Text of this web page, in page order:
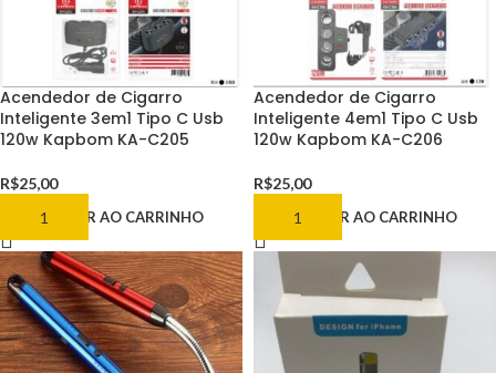
Acendedor de Cigarro
Inteligente 3em1 Tipo C Usb
120w Kapbom KA-C205
R$25,00
ADICIONAR AO CARRINHO
Acendedor de Cigarro
Inteligente 4em1 Tipo C Usb
120w Kapbom KA-C206
R$25,00
ADICIONAR AO CARRINHO